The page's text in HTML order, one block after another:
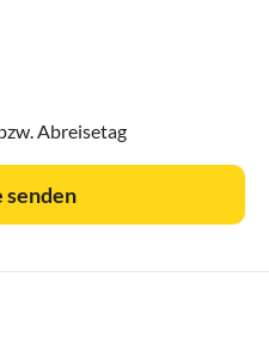
Abreisetag
senden